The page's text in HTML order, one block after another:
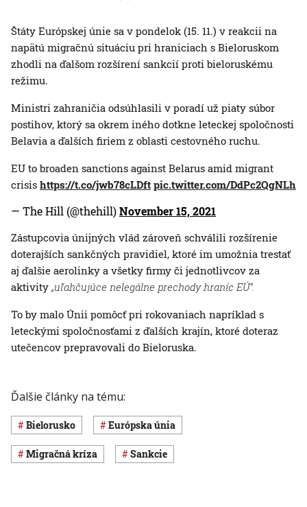
Štáty Európskej únie sa v pondelok (15. 11.) v reakcii na
napätú migračnú situáciu pri hraniciach s Bieloruskom
zhodli na ďalšom rozšírení sankcií proti bieloruskému
režimu.
Ministri zahraničia odsúhlasili v poradí už piaty súbor
postihov, ktorý sa okrem iného dotkne leteckej spoločnosti
Belavia a ďalších firiem z oblasti cestovného ruchu.
EU to broaden sanctions against Belarus amid migrant
crisis https://t.co/jwb78cLDft pic.twitter.com/DdPc2QgNLh
— The Hill (@thehill)November 15, 2021
Zástupcovia únijných vlád zároveň schválili rozšírenie
doterajších sankčných pravidiel, ktoré im umožnia trestať
aj ďalšie aerolinky a všetky firmy či jednotlivcov za
aktivity „uľahčujúce nelegálne prechody hraníc EÚ“.
To by malo Únii pomôcť pri rokovaniach napríklad s
leteckými spoločnosťami z ďalších krajín, ktoré doteraz
utečencov prepravovali do Bieloruska.
Ďalšie články na tému:
Bielorusko Európska únia
migračná kríza sankcie